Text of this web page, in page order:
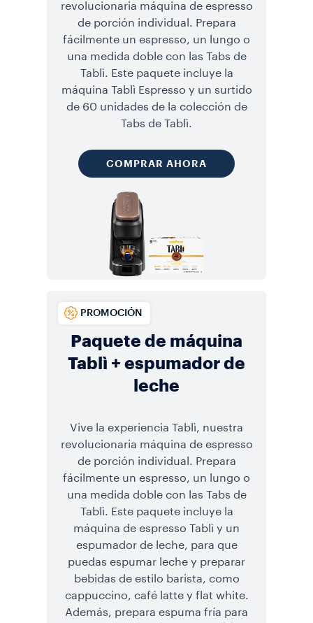
revolucionaria máquina de espresso
de porción individual. Prepara
fácilmente un espresso, un lungo o
una medida doble con las Tabs de
Tablì. Este paquete incluye la
máquina Tablì Espresso y un surtido
de 60 unidades de la colección de
Tabs de Tablì.
COMPRAR AHORA
Paquete de máquina
Tablì + espumador de
leche
PROMOCIÓN
Vive la experiencia Tablì, nuestra
revolucionaria máquina de espresso
de porción individual. Prepara
fácilmente un espresso, un lungo o
una medida doble con las Tabs de
Tablì. Este paquete incluye la
máquina de espresso Tablì y un
espumador de leche, para que
puedas espumar leche y preparar
bebidas de estilo barista, como
cappuccino, café latte y flat white.
Además, prepara espuma fría para